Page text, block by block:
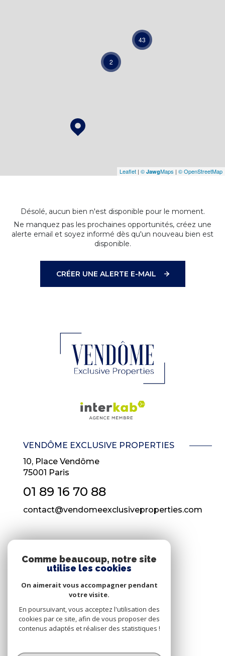
2
43
Leaflet | © JawgMaps | © OpenStreetMap
Désolé, aucun bien n'est disponible pour le moment.
Ne manquez pas les prochaines opportunités, créez une
alerte email et soyez informé dès qu'un nouveau bien est
disponible.
CRÉER UNE ALERTE E-MAIL
VENDÔME EXCLUSIVE PROPERTIES
10, Place Vendôme
75001 Paris
01 89 16 70 88
contact@vendomeexclusiveproperties.com
Nous suivre
© 2026 | Tous droits réservés
Comme beaucoup, notre site
utilise les cookies
On aimerait vous accompagner pendant
votre visite.
En poursuivant, vous acceptez l'utilisation des
cookies par ce site, afin de vous proposer des
contenus adaptés et réaliser des statistiques !